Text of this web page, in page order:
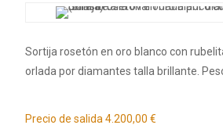
Sortija rosetón en oro blanco con
orlada por diamantes talla brillante.
Precio de salida 4.200,00 €